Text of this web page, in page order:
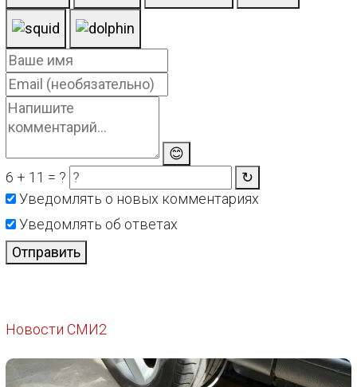
😊
6 + 11 = ?
↻
Уведомлять о новых комментариях
Уведомлять об ответах
Отправить
Новости СМИ2